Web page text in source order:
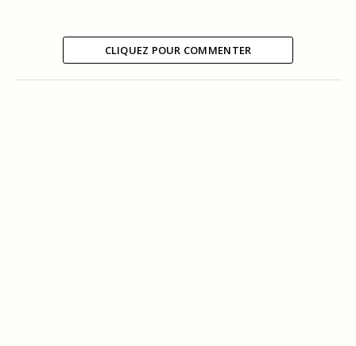
CLIQUEZ POUR COMMENTER